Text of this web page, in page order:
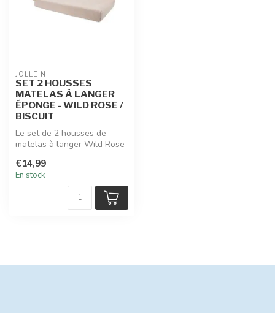
JOLLEIN
SET 2 HOUSSES
MATELAS À LANGER
ÉPONGE - WILD ROSE /
BISCUIT
Le set de 2 housses de
matelas à langer Wild Rose
douc...
€14,99
En stock